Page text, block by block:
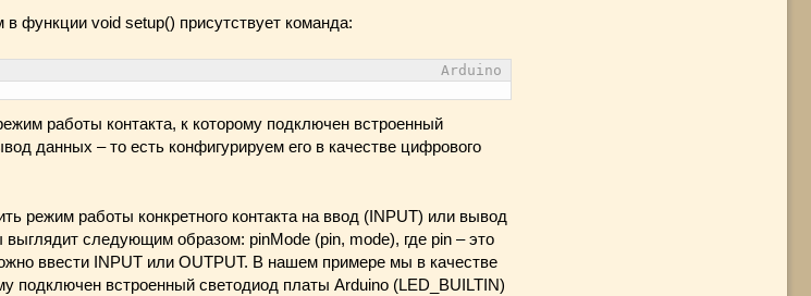
функции void setup() присутствует команда:
Arduino
работы контакта, к которому подключен встроенный
данных – то есть конфигурируем его в качестве цифрового
режим работы конкретного контакта на ввод (INPUT) или вывод
следующим образом: pinMode (pin, mode), где pin – это
ввести INPUT или OUTPUT. В нашем примере мы в качестве
подключен встроенный светодиод платы Arduino (LED_BUILTIN)